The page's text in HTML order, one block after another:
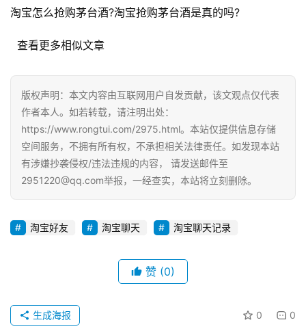
运
播
带
货
引
流
推
广
私
问
登录
淘宝怎么抢购茅台酒?淘宝抢购茅台酒是真的吗?
  查看更多相似文章
版权声明：本文内容由互联网用户自发贡献，该文观点仅代表
作者本人。如若转载，请注明出处：
https://www.rongtui.com/2975.html。本站仅提供信息存储
空间服务，不拥有所有权，不承担相关法律责任。如发现本站
有涉嫌抄袭侵权/违法违规的内容， 请发送邮件至
2951220@qq.com举报，一经查实，本站将立刻删除。
淘宝好友 淘宝聊天 淘宝聊天记录
赞 (0)
0 0
生成海报